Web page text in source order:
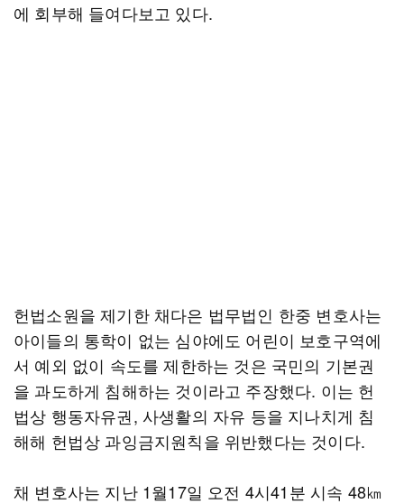
에 회부해 들여다보고 있다.
헌법소원을 제기한 채다은 법무법인 한중 변호사는
아이들의 통학이 없는 심야에도 어린이 보호구역에
서 예외 없이 속도를 제한하는 것은 국민의 기본권
을 과도하게 침해하는 것이라고 주장했다. 이는 헌
법상 행동자유권, 사생활의 자유 등을 지나치게 침
해해 헌법상 과잉금지원칙을 위반했다는 것이다.
채 변호사는 지난 1월17일 오전 4시41분 시속 48㎞